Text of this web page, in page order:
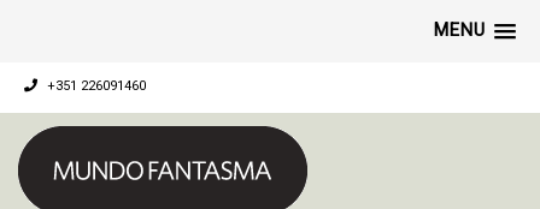
MENU
+351 226091460